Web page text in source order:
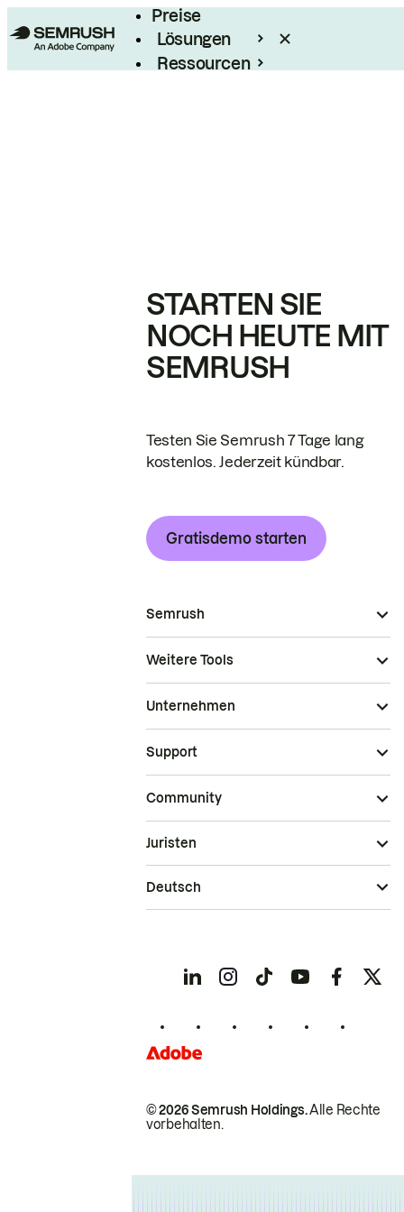
Preise
Lösungen
Ressourcen
STARTEN SIE
NOCH HEUTE MIT
SEMRUSH
Testen Sie Semrush 7 Tage lang
kostenlos. Jederzeit kündbar.
Gratisdemo starten
Semrush
Weitere Tools
Unternehmen
Support
Community
© 2026 Semrush Holdings.Alle Rechte
vorbehalten.
Juristen
Deutsch